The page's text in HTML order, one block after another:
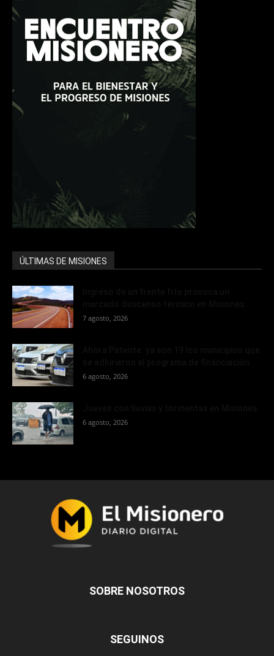
ÚLTIMAS DE MISIONES
7 agosto, 2026
6 agosto, 2026
6 agosto, 2026
SOBRE NOSOTROS
SEGUINOS